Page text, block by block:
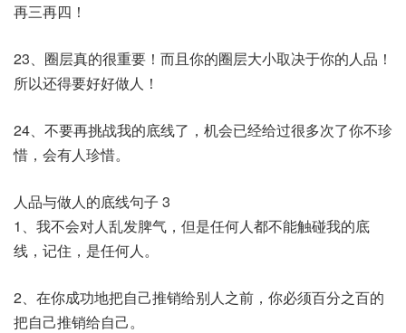
再三再四！
23、圈层真的很重要！而且你的圈层大小取决于你的人品！
所以还得要好好做人！
24、不要再挑战我的底线了，机会已经给过很多次了你不珍
惜，会有人珍惜。
人品与做人的底线句子 3
1、我不会对人乱发脾气，但是任何人都不能触碰我的底
线，记住，是任何人。
2、在你成功地把自己推销给别人之前，你必须百分之百的
把自己推销给自己。